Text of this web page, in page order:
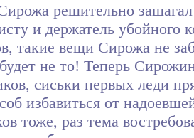
решительно
и держатель
такие вещи Сирожа не
не то! Теперь
сиськи первых леди
избавиться от
тоже, раз тема